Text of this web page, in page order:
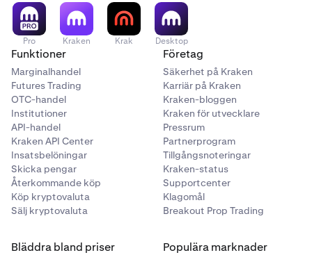
Pro Kraken Krak Desktop
Funktioner
Marginalhandel
Futures Trading
OTC-handel
Institutioner
API-handel
Kraken API Center
Insatsbelöningar
Skicka pengar
Återkommande köp
Köp kryptovaluta
Sälj kryptovaluta
Företag
Säkerhet på Kraken
Karriär på Kraken
Kraken-bloggen
Kraken för utvecklare
Pressrum
Partnerprogram
Tillgångsnoteringar
Kraken-status
Supportcenter
Klagomål
Breakout Prop Trading
Bläddra bland priser Populära marknader